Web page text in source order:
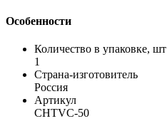
Особенности
Количество в упаковке, шт
1
Страна-изготовитель
Россия
Артикул
CHTVC-50